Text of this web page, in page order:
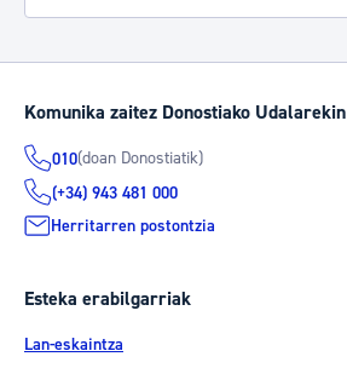
Komunika zaitez Donostiako Udalarekin
010(doan Donostiatik)
(+34) 943 481 000
Herritarren postontzia
Esteka erabilgarriak
Lan-eskaintza